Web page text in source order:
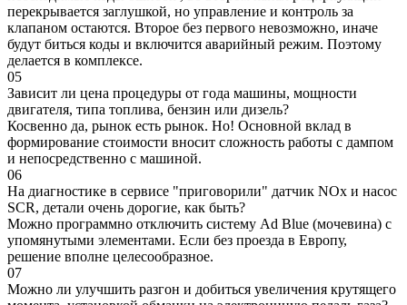
перекрывается заглушкой, но управление и контроль за
клапаном остаются. Второе без первого невозможно, иначе
будут биться коды и включится аварийный режим. Поэтому
делается в комплексе.
05
Зависит ли цена процедуры от года машины, мощности
двигателя, типа топлива, бензин или дизель?
Косвенно да, рынок есть рынок. Но! Основной вклад в
формирование стоимости вносит сложность работы с дампом
и непосредственно с машиной.
06
На диагностике в сервисе "приговорили" датчик NOx и насос
SCR, детали очень дорогие, как быть?
Можно программно отключить систему Ad Blue (мочевина) с
упомянутыми элементами. Если без проезда в Европу,
решение вполне целесообразное.
07
Можно ли улучшить разгон и добиться увеличения крутящего